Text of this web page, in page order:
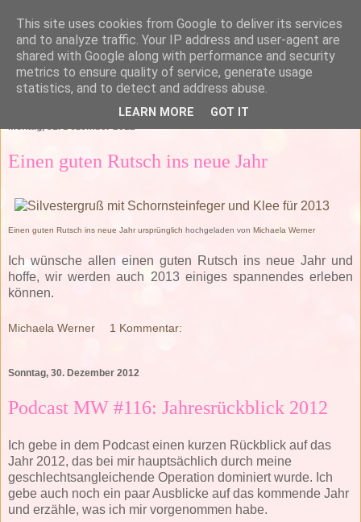
Montag, 31. Dezember 2012
Einen guten Rutsch ins neue Jahr
Einen guten Rutsch ins neue Jahr ursprünglich hochgeladen von Michaela Werner
Ich wünsche allen einen guten Rutsch ins neue Jahr und
hoffe, wir werden auch 2013 einiges spannendes erleben
können.
Michaela Werner 1 Kommentar:
Sonntag, 30. Dezember 2012
Podcast MW #116: Jahresrückblick 2012
Ich gebe in dem Podcast einen kurzen Rückblick auf das
Jahr 2012, das bei mir hauptsächlich durch meine
geschlechtsangleichende Operation dominiert wurde. Ich
gebe auch noch ein paar Ausblicke auf das kommende Jahr
und erzähle, was ich mir vorgenommen habe.
This site uses cookies from Google to deliver its services
and to analyze traffic. Your IP address and user-agent are
shared with Google along with performance and security
metrics to ensure quality of service, generate usage
statistics, and to detect and address abuse.
LEARN MORE GOT IT